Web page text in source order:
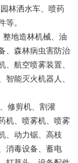
林洒水车、喷药
。
地造林机械、油
、森林病虫害防治
航空喷雾装置、
能灭火机器人、
修剪机、割灌
机、喷雾机、喷雾
、动力锯、高枝
消毒设备、蓄电